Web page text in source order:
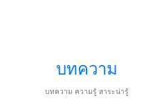
บทความ
บทความ ความรู้ สาระน่ารู้